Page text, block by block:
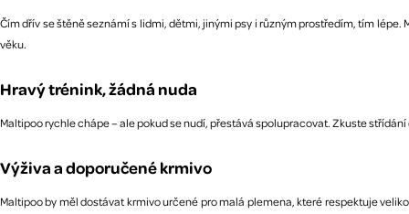
Čím dřív se štěně seznámí s lidmi, dětmi, jinými psy i různým prostředím, tím
věku.
Hravý trénink, žádná nuda
Maltipoo rychle chápe – ale pokud se nudí, přestává spolupracovat. Zkuste
Výživa a doporučené krmivo
Maltipoo by měl dostávat krmivo určené pro malá plemena, které respektuje